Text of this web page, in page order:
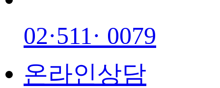
02·511· 0079
온라인상담